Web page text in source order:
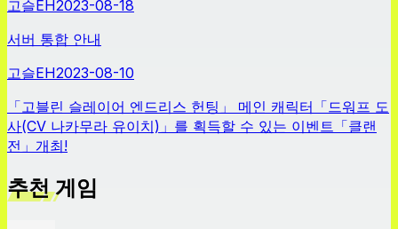
고슬EH2023-08-18
서버 통합 안내
고슬EH2023-08-10
「고블린 슬레이어 엔드리스 헌팅」 메인 캐릭터「드워프 도
사(CV 나카무라 유이치)」를 획득할 수 있는 이벤트「클랜
전」개최!
추천 게임